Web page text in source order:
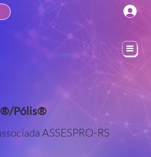
Pólis®
ASSESPRO-RS